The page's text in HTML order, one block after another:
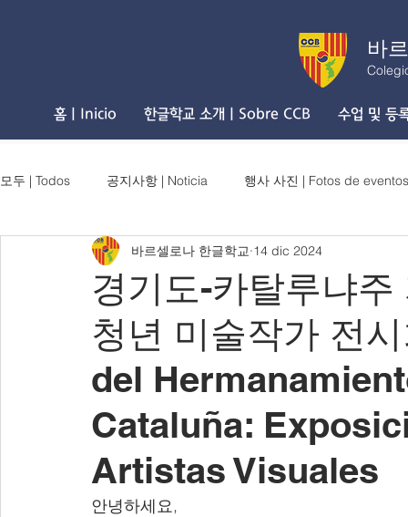
바
홈 | Inicio 한글학교 소개 | Sobre CCB 수업 및 등
모두 | Todos 공지사항 | Noticia 행사 사진 | Fotos de eventos
경기도-카탈루냐
청년 미술작가 전
del
Cataluña:
Artistas Visuales
바르셀로나 한글학교 14 dic 2024
안녕하세요,